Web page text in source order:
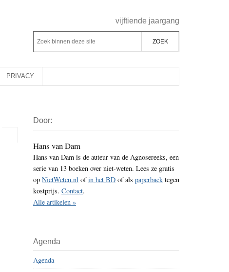
Rechts
vijftiende jaargang
Z
o
e
k
d
e
z
e
s
i
t
Z
o
k
b
n
n
e
z
e
t
e
PRIVACY
Sidebar
Door:
Hans van Dam
Hans van Dam is de auteur van de Agnosereeks, een
serie van 13 boeken over niet-weten. Lees ze gratis
op NietWeten.nl ofin het BD of als paperback tegen
kostprijs. Contact.
Alle artikelen »
Agenda
Agenda